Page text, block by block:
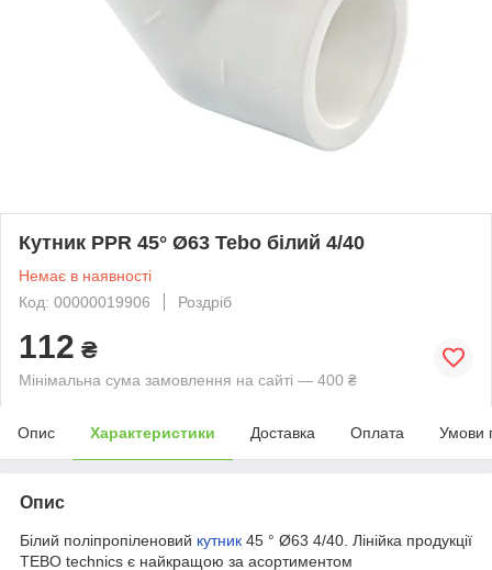
Кутник PPR 45° Ø63 Tebo білий 4/40
Немає в наявності
Код: 00000019906
Роздріб
112 ₴
Мінімальна сума замовлення на сайті — 400 ₴
Опис Характеристики Доставка Оплата Умови
Опис
Білий поліпропіленовий кутник 45 ° Ø63 4/40. Лінійка продукції
ТЕВО technics є найкращою за асортиментом